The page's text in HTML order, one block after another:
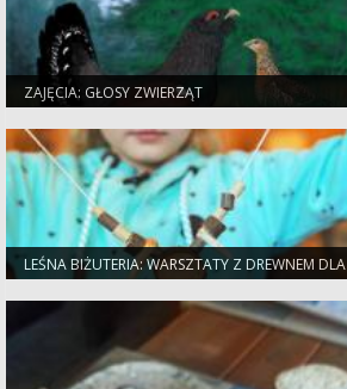
ZAJĘCIA: GŁOSY ZWIERZĄT
LEŚNA BIŻUTERIA: WARSZTATY Z DREWNEM DLA
GRUP